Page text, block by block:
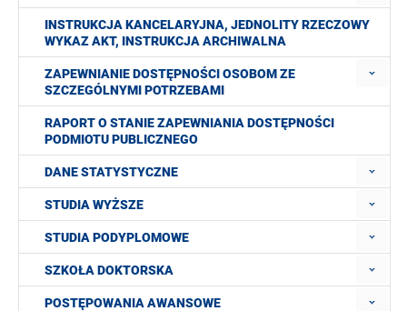
INSTRUKCJA KANCELARYJNA, JEDNOLITY RZECZOWY
WYKAZ AKT, INSTRUKCJA ARCHIWALNA
ZAPEWNIANIE DOSTĘPNOŚCI OSOBOM ZE
SZCZEGÓLNYMI POTRZEBAMI
RAPORT O STANIE ZAPEWNIANIA DOSTĘPNOŚCI
PODMIOTU PUBLICZNEGO
DANE STATYSTYCZNE
STUDIA WYŻSZE
STUDIA PODYPLOMOWE
SZKOŁA DOKTORSKA
POSTĘPOWANIA AWANSOWE